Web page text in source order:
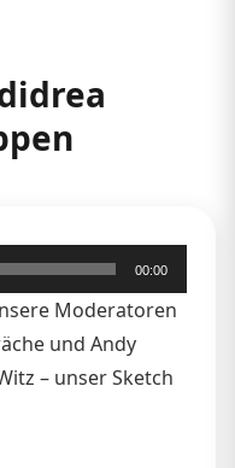
00:00
Moderatoren
und Andy
– unser Sketch